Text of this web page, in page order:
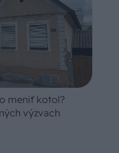
meniť kotol?
výzvach